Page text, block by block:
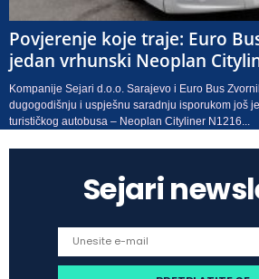
Povjerenje koje traje: Euro
jedan vrhunski Neoplan
Kompanije Sejari d.o.o. Sarajevo i Euro Bus
dugogodišnju i uspješnu saradnju isporukom još
turističkog autobusa – Neoplan Cityliner N1216...
Sejari